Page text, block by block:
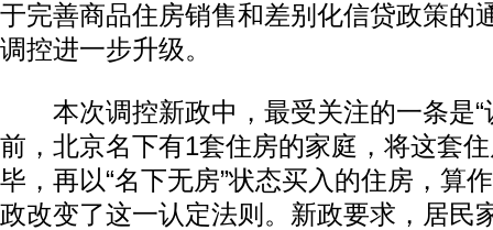
于完善商品住房销售和差别化信贷政策的
调控进一步升级。
本次调控新政中，最受关注的一条是“
前，北京名下有1套住房的家庭，将这套
毕，再以“名下无房”状态买入的住房，算
政改变了这一认定法则。新政要求，居民